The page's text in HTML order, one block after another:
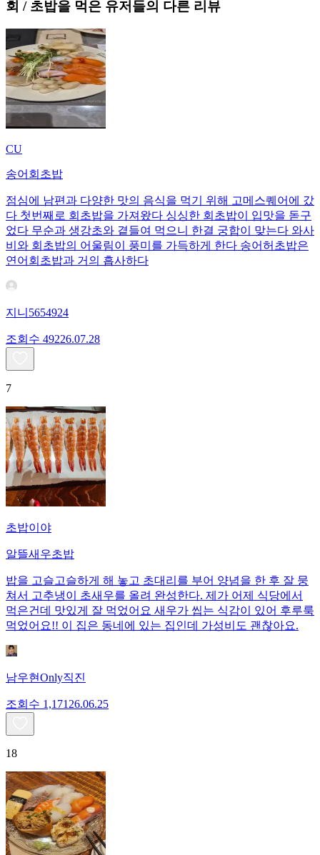
회 / 초밥을 먹은 유저들의 다른 리뷰
CU
송어회초밥
점심에 남편과 다양한 맛의 음식을 먹기 위해 고메스퀘어에 갔
다 첫번째로 회초밥을 가져왔다 싱싱한 회초밥이 입맛을 돋구
었다 무순과 생강초와 곁들여 먹으니 한결 궁합이 맞는다 와사
비와 회초밥의 어울림이 풍미를 가득하게 한다 송어허초밥은
연어회초밥과 거의 흡사하다
지니5654924
조회수 49226.07.28
7
초밥이야
알뜰새우초밥
밥을 고슬고슬하게 해 놓고 초대리를 부어 양념을 한 후 잘 뭉
쳐서 고추냉이 초새우를 올려 완성한다. 제가 어제 식당에서
먹은건데 맛있게 잘 먹었어요 새우가 씹는 식감이 있어 후루룩
먹었어요!! 이 집은 동네에 있는 집인데 가성비도 괜찮아요.
남우현Only직진
조회수 1,171 26.06.25
18